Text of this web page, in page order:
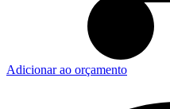
Adicionar ao orçamento